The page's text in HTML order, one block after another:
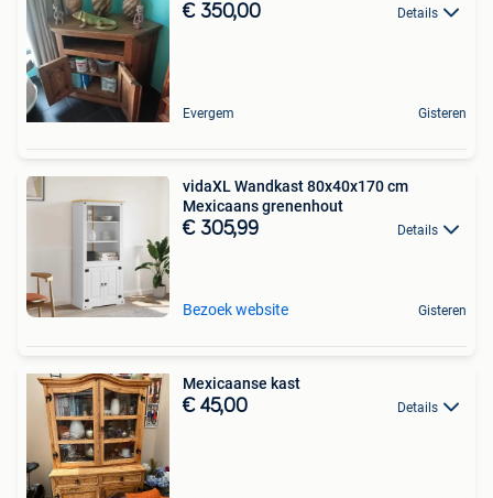
€ 350,00 Details
Evergem Gisteren
vidaXL Wandkast 80x40x170 cm
Mexicaans grenenhout
€ 305,99 Details
Bezoek website Gisteren
Mexicaanse kast
€ 45,00 Details